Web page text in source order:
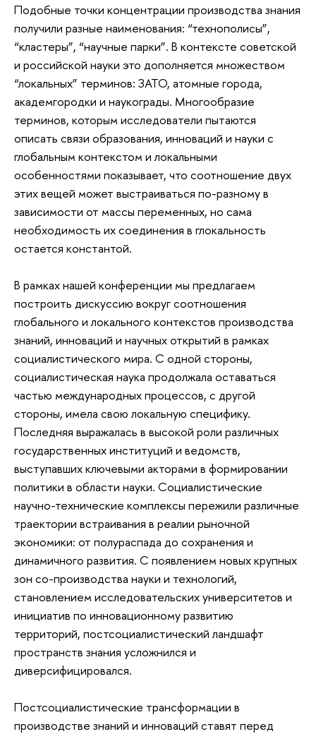
Подобные точки концентрации производства знания
получили разные наименования: “технополисы”,
“кластеры”, “научные парки”. В контексте советской
и российской науки это дополняется множеством
“локальных” терминов: ЗАТО, атомные города,
академгородки и наукограды. Многообразие
терминов, которым исследователи пытаются
описать связи образования, инноваций и науки с
глобальным контекстом и локальными
особенностями показывает, что соотношение двух
этих вещей может выстраиваться по-разному в
зависимости от массы переменных, но сама
необходимость их соединения в глокальность
остается константой.
В рамках нашей конференции мы предлагаем
построить дискуссию вокруг соотношения
глобального и локального контекстов производства
знаний, инноваций и научных открытий в рамках
социалистического мира. С одной стороны,
социалистическая наука продолжала оставаться
частью международных процессов, с другой
стороны, имела свою локальную специфику.
Последняя выражалась в высокой роли различных
государственных институций и ведомств,
выступавших ключевыми акторами в формировании
политики в области науки. Социалистические
научно-технические комплексы пережили различные
траектории встраивания в реалии рыночной
экономики: от полураспада до сохранения и
динамичного развития. С появлением новых крупных
зон со-производства науки и технологий,
становлением исследовательских университетов и
инициатив по инновационному развитию
территорий, постсоциалистический ландшафт
пространств знания усложнился и
диверсифицировался.
Постсоциалистические трансформации в
производстве знаний и инноваций ставят перед